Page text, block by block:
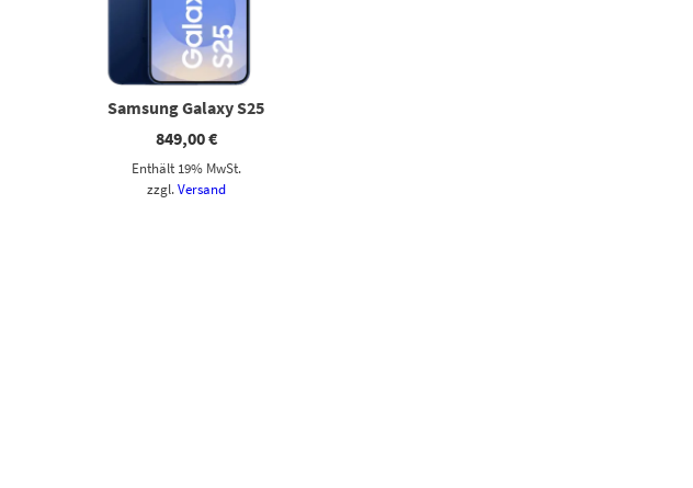
Samsung Galaxy S25
849,00€
Enthält 19% MwSt.
zzgl.Versand